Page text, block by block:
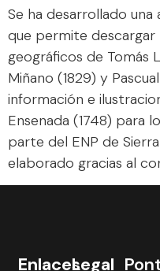
Se ha desarrollado
que permite
geográficos de Tomás
Miñano (1829) y
información e
Ensenada (1748) para
parte del ENP de
elaborado gracias al
Legal
Enlaces